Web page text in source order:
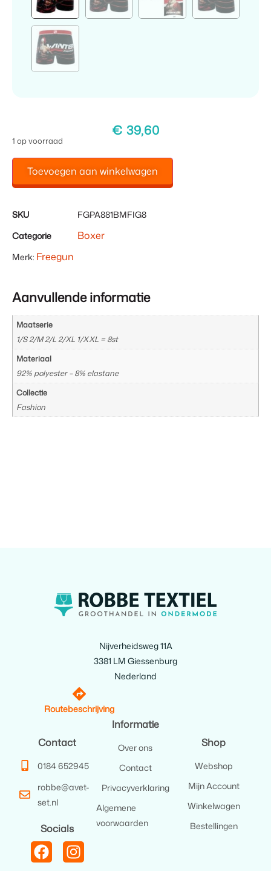
€ 39,60
1 op voorraad
Toevoegen aan winkelwagen
SKU
FGPA881BMFIG8
Categorie
Boxer
Merk: Freegun
Aanvullende informatie
Maatserie
1/S 2/M 2/L 2/XL 1/XXL = 8st
Materiaal
92% polyester – 8% elastane
Collectie
Fashion
Nijverheidsweg 11A
3381 LM Giessenburg
Nederland
Routebeschrijving
Contact
0184 652945
robbe@avet-
set.nl
Socials
Informatie
Over ons
Contact
Privacyverklaring
Algemene
voorwaarden
Shop
Webshop
Mijn Account
Winkelwagen
Bestellingen